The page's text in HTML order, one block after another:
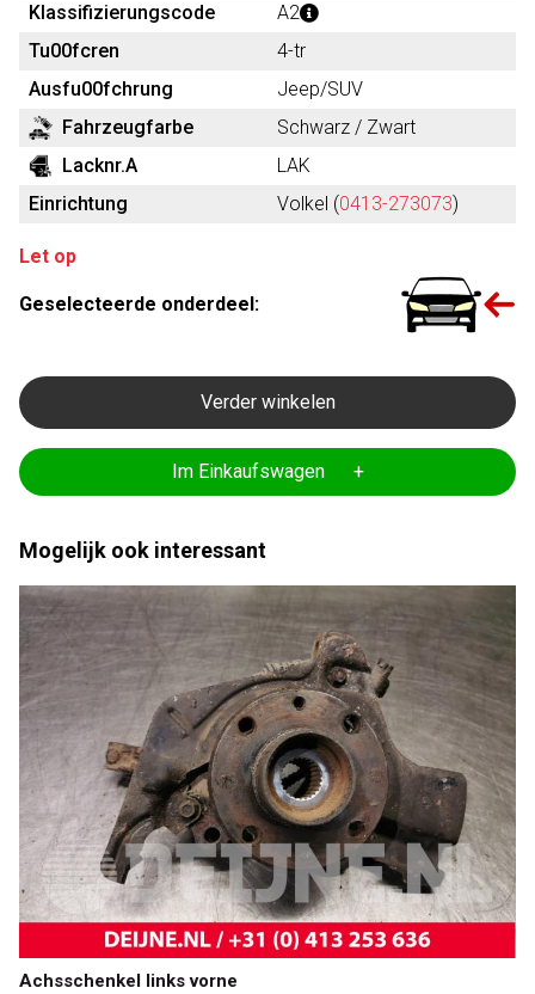
Klassifizierungscode
A2
Tu00fcren
4-tr
Ausfu00fchrung
Jeep/SUV
Fahrzeugfarbe
Schwarz / Zwart
Lacknr.A
LAK
Einrichtung
Volkel (0413-273073)
Let op
Geselecteerde onderdeel:
Verder winkelen
Im Einkaufswagen +
Mogelijk ook interessant
Achsschenkel links vorne